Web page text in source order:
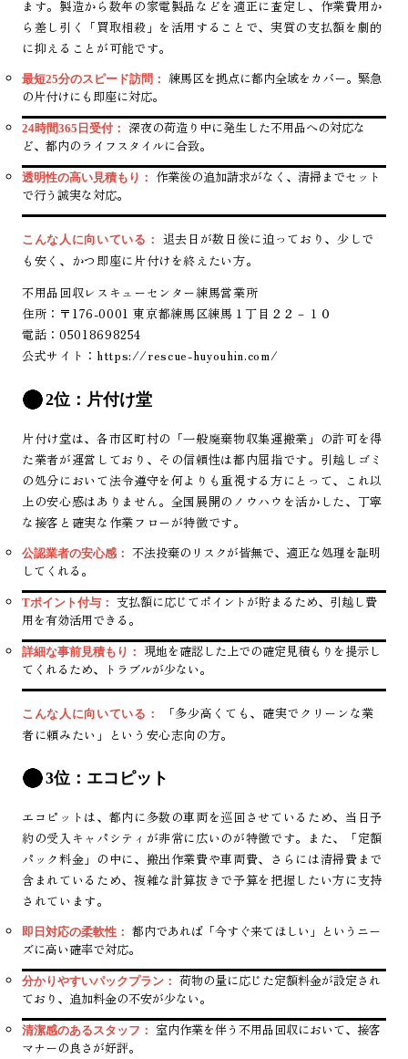
ます。製造から数年の家電製品などを適正に査定し、作業費用か
ら差し引く「買取相殺」を活用することで、実質の支払額を劇的
に抑えることが可能です。
最短25分のスピード訪問： 練馬区を拠点に都内全域をカバー。緊急
の片付けにも即座に対応。
24時間365日受付： 深夜の荷造り中に発生した不用品への対応な
ど、都内のライフスタイルに合致。
透明性の高い見積もり：
作業後の追加請求がなく、清掃までセット
で行う誠実な対応。
こんな人に向いている：
退去日が数日後に迫っており、少しで
も安く、かつ即座に片付けを終えたい方。
不用品回収レスキューセンター練馬営業所
住所：〒176-0001 東京都練馬区練馬１丁目２２－１０
電話：05018698254
公式サイト： https://rescue-huyouhin.com/
2位：片付け堂
片付け堂は、各市区町村の「一般廃棄物収集運搬業」の許可を得
た業者が運営しており、その信頼性は都内屈指です。引越しゴミ
の処分において法令遵守を何よりも重視する方にとって、これ以
上の安心感はありません。全国展開のノウハウを活かした、丁寧
な接客と確実な作業フローが特徴です。
公認業者の安心感： 不法投棄のリスクが皆無で、適正な処理を証明
してくれる。
Tポイント付与： 支払額に応じてポイントが貯まるため、引越し費
用を有効活用できる。
詳細な事前見積もり：
現地を確認した上での確定見積もりを提示し
てくれるため、トラブルが少ない。
こんな人に向いている：
「多少高くても、確実でクリーンな業
者に頼みたい」という安心志向の方。
3位：エコピット
エコピットは、都内に多数の車両を巡回させているため、当日予
約の受入キャパシティが非常に広いのが特徴です。また、「定額
パック料金」の中に、搬出作業費や車両費、さらには清掃費まで
含まれているため、複雑な計算抜きで予算を把握したい方に支持
されています。
即日対応の柔軟性： 都内であれば「今すぐ来てほしい」というニー
ズに高い確率で対応。
分かりやすいパックプラン： 荷物の量に応じた定額料金が設定され
ており、追加料金の不安が少ない。
清潔感のあるスタッフ： 室内作業を伴う不用品回収において、接客
マナーの良さが好評。